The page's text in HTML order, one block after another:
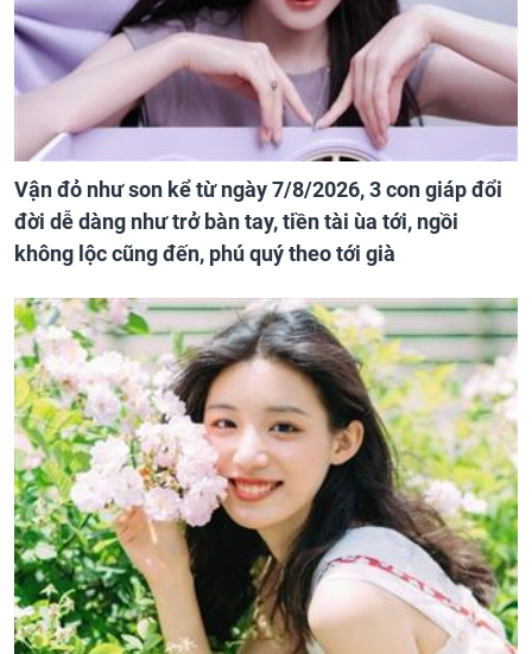
Vận đỏ như son kể từ ngày 7/8/2026, 3 con giáp đổi
đời dễ dàng như trở bàn tay, tiền tài ùa tới, ngồi
không lộc cũng đến, phú quý theo tới già